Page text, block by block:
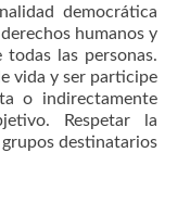
democrática
humanos y
las personas.
vida y ser participe
o indirectamente
Respetar la
destinatarios